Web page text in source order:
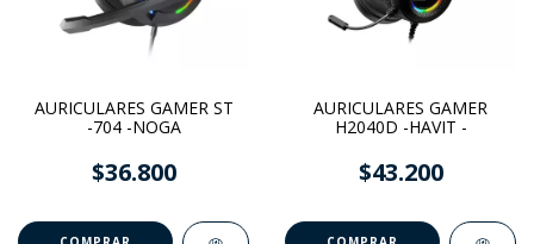
AURICULARES GAMER ST
-704 -NOGA
$36.800
AURICULARES GAMER
H2040D -HAVIT -
$43.200